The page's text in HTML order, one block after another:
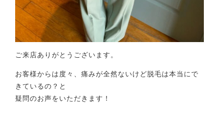
ご来店ありがとうございます。
お客様からは度々、痛みが全然ないけど脱毛は本当にで
きているの？と
疑問のお声をいただきます！